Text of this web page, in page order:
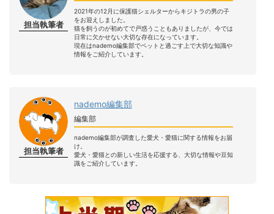
担当執筆者
2021年の12月に保護猫シェルターからキジトラの男の子
をお迎えしました。
猫を飼うのが初めてで戸惑うこともありましたが、今では
日常に欠かせない大切な存在になっています。
現在はnademo編集部でペットと過ごす上で大切な知識や
情報をご紹介しています。
担当執筆者
nademo編集部
編集部
nademo編集部が調査した愛犬・愛猫に関する情報をお届
け。
愛犬・愛猫との新しい生活を応援する、大切な情報や豆知
識をご紹介しています。